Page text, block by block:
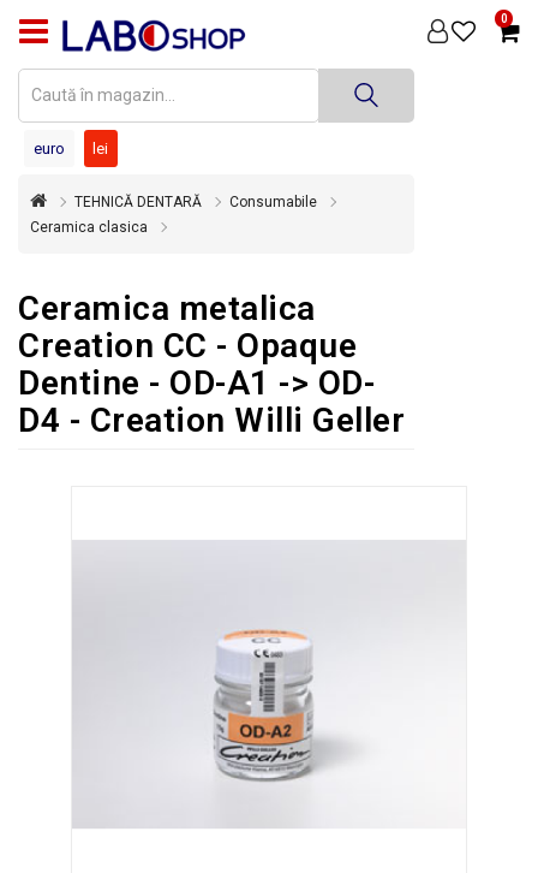
0
PRODUSE
DENTARĂ
DENTARĂ
STERILIZARE
SUPER
OFERTĂ
ÎNCHIRIERI
euro lei
TEHNICĂ DENTARĂ
Consumabile
Ceramica clasica
Ceramica metalica
Creation CC - Opaque
Dentine - OD-A1 -> OD-
D4 - Creation Willi Geller